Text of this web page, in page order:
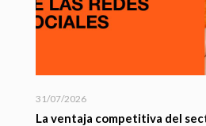
31/07/2026
La ventaja competitiva del